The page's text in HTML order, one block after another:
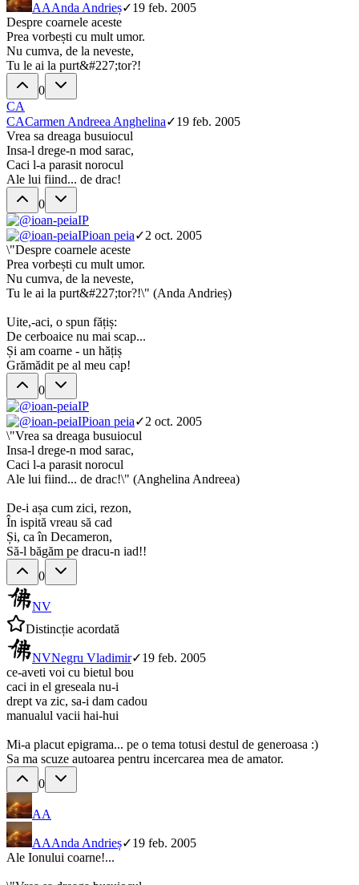
AAAnda Andrieș✓19 feb. 2005
Despre coarnele aceste
Prea vorbești cu mult umor.
Nu cumva, de la neveste,
Tu le ai la purt&#227;tor?!
0
CA
CACarmen Andreea Anghelina✓19 feb. 2005
Vrea sa dreaga busuiocul
Insa-l drege-n mod sarac,
Caci l-a parasit norocul
Ale lui fiind... de drac!
0
IP
IPioan peia✓2 oct. 2005
\"Despre coarnele aceste
Prea vorbești cu mult umor.
Nu cumva, de la neveste,
Tu le ai la purt&#227;tor?!\" (Anda Andrieș)
Uite,-aci, o spun fățiș:
De cerboaice nu mai scap...
Și am coarne - un hățiș
Grămădit pe al meu cap!
0
IP
IPioan peia✓2 oct. 2005
\"Vrea sa dreaga busuiocul
Insa-l drege-n mod sarac,
Caci l-a parasit norocul
Ale lui fiind... de drac!\" (Anghelina Andreea)
De-i așa cum zici, rezon,
În ispită vreau să cad
Și, ca în Decameron,
Să-l băgăm pe dracu-n iad!!
0
NV
Distincție acordată
NVNegru Vladimir✓19 feb. 2005
ce-aveti voi cu bietul bou
caci in el greseala nu-i
drept va zic, sa-i dam cadou
manualul vacii hai-hui
Mi-a placut epigrama... pe o tema totusi destul de generoasa :)
Sa ma scuze autoarea pentru incercarea mea de amator.
0
AA
AAAnda Andrieș✓19 feb. 2005
Ale Ionului coarne!...